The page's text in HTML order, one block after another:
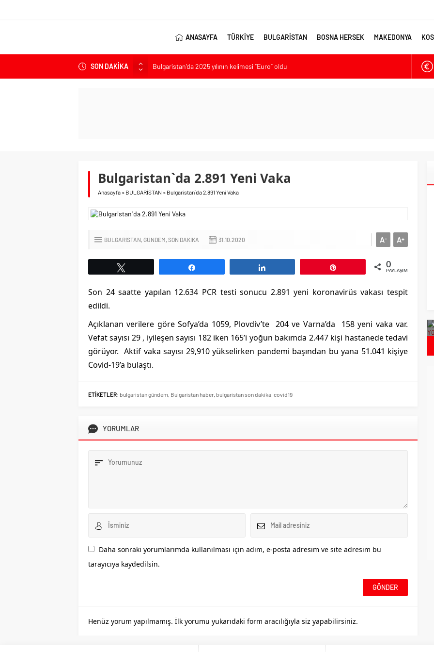
ANASAYFA TÜRKİYE BULGARİSTAN BOSNA HERSEK MAKEDONYA
SON DAKİKA
Bulgaristan’da 2025 yılının kelimesi “Euro” oldu
Bulgaristan’dan İspanya’ya destek
Bulgaristan`da 2.891 Yeni Vaka
Anasayfa » BULGARİSTAN » Bulgaristan`da 2.891 Yeni Vaka
BULGARİSTAN GÜNDEM SON DAKİKA 31.10.2020 A+
A-
0
PAYLAŞIMLAR
Son 24 saatte yapılan 12.634 PCR testi sonucu 2.891 yeni koronavirüs vakası tespit
edildi.
Açıklanan verilere göre Sofya’da 1059, Plovdiv’te 204 ve Varna’da 158 yeni vaka var.
Vefat sayısı 29 , iyileşen sayısı 182 iken 165’i yoğun bakımda 2.447 kişi hastanede tedavi
görüyor. Aktif vaka sayısı 29,910 yükselirken pandemi başından bu yana 51.041 kişiye
Covid-19’a bulaştı.
ETİKETLER: bulgaristan gündem Bulgaristan haber bulgaristan son dakika covid19
YORUMLAR
Daha sonraki yorumlarımda kullanılması için adım, e-posta adresim ve site adresim bu
tarayıcıya kaydedilsin.
Henüz yorum yapılmamış. İlk yorumu yukarıdaki form aracılığıyla siz yapabilirsiniz.
Yayılan Yeni Varyant Tespit Edildi